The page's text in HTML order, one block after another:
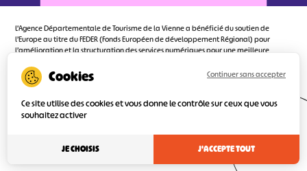
L'Agence Départementale de Tourisme de la Vienne a bénéficié du soutien de
l’Europe au titre du FEDER (Fonds Européen de développement Régional) pour
l’amélioration et la structuration des services numériques pour une meilleure
d’orienter au mieux le visiteur.
Ce site utilise des cookies et vous donne le contrôle sur ceux que vous
souhaitez activer
J'ACCEPTE TOUT
Continuer sans accepter
JE CHOISIS